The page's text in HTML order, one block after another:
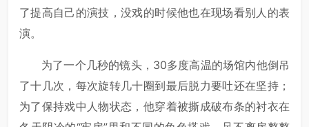
了提高自己的演技，没戏的时候他也在现场看别人的表
演。
为了一个几秒的镜头，30多度高温的场馆内他倒吊
了十几次，每次旋转几十圈到最后脱力要吐还在坚持；
为了保持戏中人物状态，他穿着被撕成破布条的衬衣在